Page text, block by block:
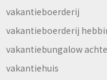
vakantieboerderij
vakantieboerderij
vakantiebungalow
vakantiehuis